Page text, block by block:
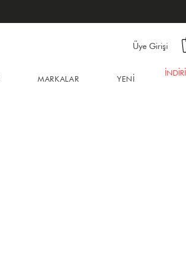
Üye Girişi
MARKALAR YENİ